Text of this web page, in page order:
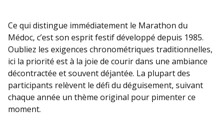
Ce qui distingue immédiatement le Marathon du
Médoc, c’est son esprit festif développé depuis 1985.
Oubliez les exigences chronométriques traditionnelles,
ici la priorité est à la joie de courir dans une ambiance
décontractée et souvent déjantée. La plupart des
participants relèvent le défi du déguisement, suivant
chaque année un thème original pour pimenter ce
moment.